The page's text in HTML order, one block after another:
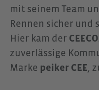
mit seinem Team
Rennen sicher und
Hier kam der
zuverlässige
Marke peiker CEE,